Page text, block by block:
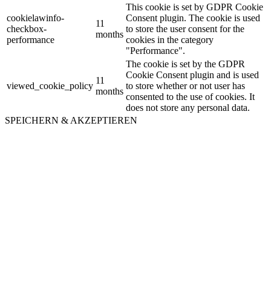
cookielawinfo-
checkbox-
performance
11
months
This cookie is set by GDPR Cookie
Consent plugin. The cookie is used
to store the user consent for the
cookies in the category
"Performance".
viewed_cookie_policy
11
months
The cookie is set by the GDPR
Cookie Consent plugin and is used
to store whether or not user has
consented to the use of cookies. It
does not store any personal data.
SPEICHERN & AKZEPTIEREN